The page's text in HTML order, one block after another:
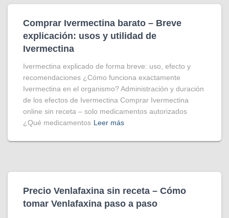
Comprar Ivermectina​ barato – Breve
explicación: usos y utilidad de
Ivermectina
Ivermectina explicado de forma breve: uso, efecto y
recomendaciones ¿Cómo funciona exactamente
Ivermectina en el organismo? Administración y duración
de los efectos de Ivermectina Comprar Ivermectina
online sin receta – solo medicamentos autorizados
¿Qué medicamentos Leer más
Precio Venlafaxina sin receta – Cómo
tomar Venlafaxina paso a paso